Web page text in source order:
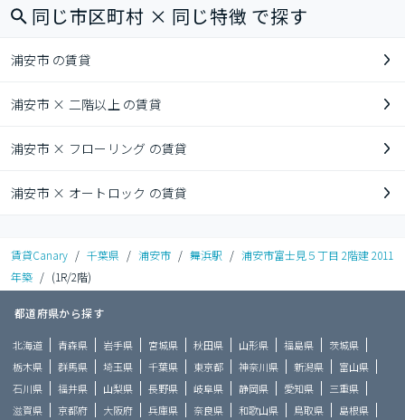
同じ市区町村 × 同じ特徴 で探す
浦安市 の賃貸
浦安市 × 二階以上 の賃貸
浦安市 × フローリング の賃貸
浦安市 × オートロック の賃貸
賃貸Canary / 千葉県 / 浦安市 / 舞浜駅 / 浦安市富士見５丁目 2階建 2011
年築 / (1R/2階)
都道府県から探す
北海道 青森県 岩手県 宮城県 秋田県 山形県 福島県
茨城県
栃木県
群馬県 埼玉県 千葉県 東京都 神奈川県 新潟県
富山県
石川県
福井県 山梨県 長野県 岐阜県 静岡県 愛知県
三重県
滋賀県
京都府 大阪府 兵庫県 奈良県 和歌山県 鳥取県 島根県